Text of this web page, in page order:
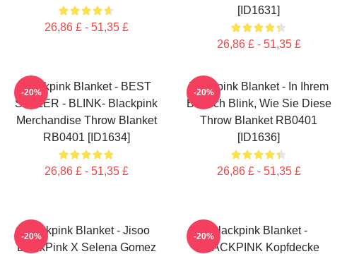
26,86 £ - 51,35 £
[ID1631]
26,86 £ - 51,35 £
Blackpink Blanket - BEST
SELLER - BLINK- Blackpink
Merchandise Throw Blanket
RB0401 [ID1634]
26,86 £ - 51,35 £
-20%
Blackpink Blanket - In Ihrem
Bereich Blink, Wie Sie Diese
Throw Blanket RB0401
[ID1636]
26,86 £ - 51,35 £
-20%
Blackpink Blanket - Jisoo
BlackPink X Selena Gomez
-20%
Blackpink Blanket -
BLACKPINK Kopfdecke
-20%